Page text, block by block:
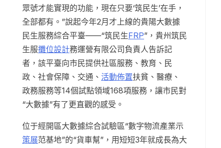
眾號才能實現的功能，現在只要‘筑民生’在手，
全部都有。”說起今年2月才上線的貴陽大數據
民生服務綜合平臺——“筑民生FRP”，貴州筑民
生服攤位設計務運營有限公司負責人告訴記
者，該平臺向市民提供社區服務、教育、民
政、社會保障、交通、 活動佈置扶貧、醫療、
政務服務等14個試點領域168項服務，讓市民對
“大數據”有了更直觀的感受。
位于經開區大數據綜合試驗區“數字物流產業示
策展范基地”的“貨車幫”，用短短3年就成長為大